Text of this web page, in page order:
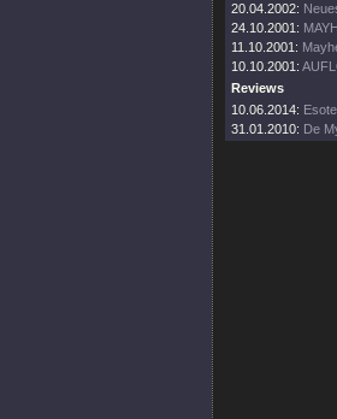
20.04.2002:
24.10.2001:
11.10.2001:
10.10.2001:
Reviews
10.06.2014:
31.01.2010: De